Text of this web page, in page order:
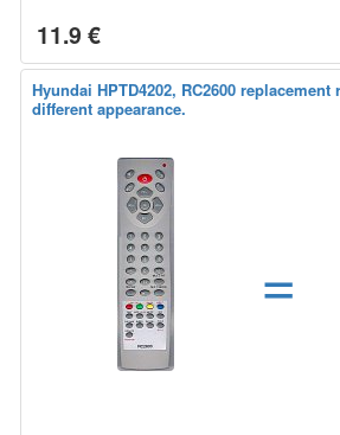
11.9 €
Hyundai HPTD4202, RC2600
different appearance.
=